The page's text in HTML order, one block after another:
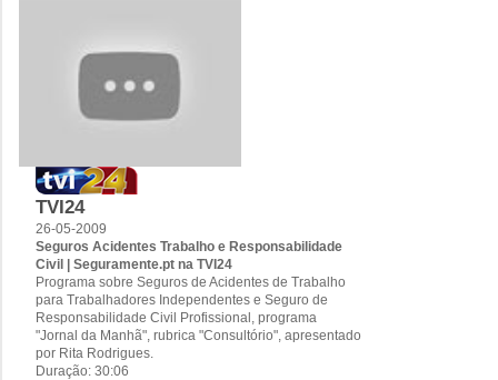
TVI24
26-05-2009
Seguros Acidentes Trabalho e Responsabilidade
Civil | Seguramente.pt na TVI24
Programa sobre Seguros de Acidentes de Trabalho
para Trabalhadores Independentes e Seguro de
Responsabilidade Civil Profissional, programa
"Jornal da Manhã", rubrica "Consultório", apresentado
por Rita Rodrigues.
Duração: 30:06